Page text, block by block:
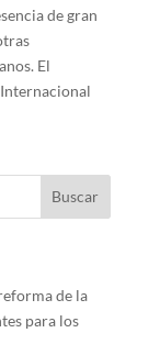
de gran
El
de la
para los